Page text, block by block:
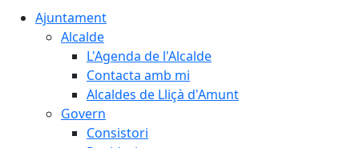
Ajuntament
Alcalde
L'Agenda de l'Alcalde
Contacta amb mi
Alcaldes de Lliçà d'Amunt
Govern
Consistori